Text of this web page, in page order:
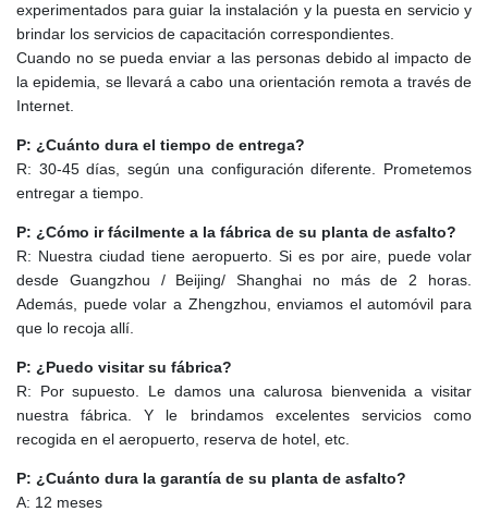
experimentados para guiar la instalación y la puesta en servicio y
brindar los servicios de capacitación correspondientes.
Cuando no se pueda enviar a las personas debido al impacto de
la epidemia, se llevará a cabo una orientación remota a través de
Internet.
P: ¿Cuánto dura el tiempo de entrega?
R: 30-45 días, según una configuración diferente. Prometemos
entregar a tiempo.
P: ¿Cómo ir fácilmente a la fábrica de su planta de asfalto?
R: Nuestra ciudad tiene aeropuerto. Si es por aire, puede volar
desde Guangzhou / Beijing/ Shanghai no más de 2 horas.
Además, puede volar a Zhengzhou, enviamos el automóvil para
que lo recoja allí.
P: ¿Puedo visitar su fábrica?
R: Por supuesto. Le damos una calurosa bienvenida a visitar
nuestra fábrica. Y le brindamos excelentes servicios como
recogida en el aeropuerto, reserva de hotel, etc.
P: ¿Cuánto dura la garantía de su planta de asfalto?
A: 12 meses